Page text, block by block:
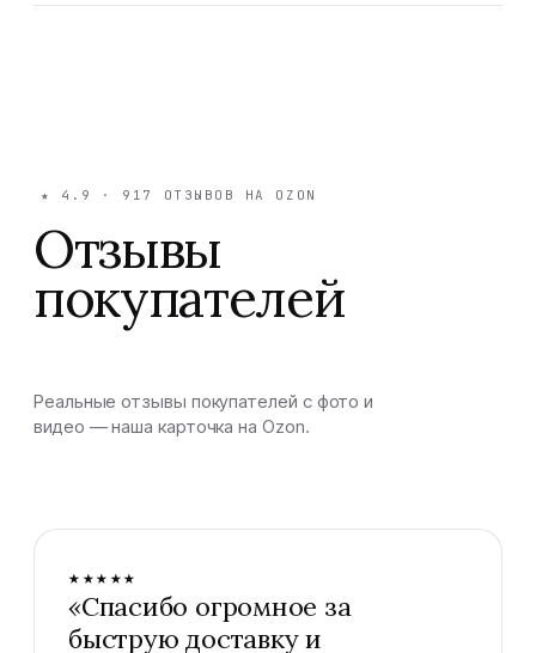
★ 4.9 · 917 ОТЗЫВОВ НА OZON
Отзывы
покупателей
Реальные отзывы покупателей с фото и
видео — наша карточка на Ozon.
★★★★★
«Спасибо огромное за
быструю доставку и